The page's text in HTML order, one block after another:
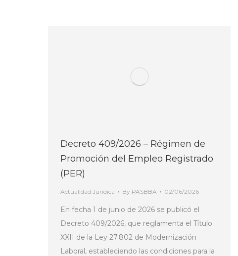
Decreto 409/2026 – Régimen de
Promoción del Empleo Registrado
(PER)
Actualidad Jurídica By PASBBA 02/06/2026
En fecha 1 de junio de 2026 se publicó el
Decreto 409/2026, que reglamenta el Título
XXII de la Ley 27.802 de Modernización
Laboral, estableciendo las condiciones para la